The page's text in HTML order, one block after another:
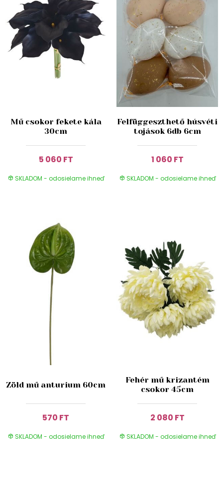
Mű csokor fekete kála
30cm
5 060 FT
SKLADOM - odosielame ihneď
Felfüggeszthető húsvéti
tojások 6db 6cm
1 060 FT
SKLADOM - odosielame ihneď
Zöld mű anturium 60cm
570 FT
SKLADOM - odosielame ihneď
Fehér mű krizantém
csokor 45cm
2 080 FT
SKLADOM - odosielame ihneď